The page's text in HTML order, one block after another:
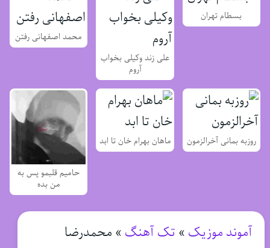
بسطام تهران
علی زند وکیلی بخواب
آروم
محمد اصفهانی رفتن
روزبه بمانی آخرالزمون ماهان بهرام خان تا ابد
حامیم قلبمو پس به
من بده
آموند موزیک » تک آهنگ » محمدرضا